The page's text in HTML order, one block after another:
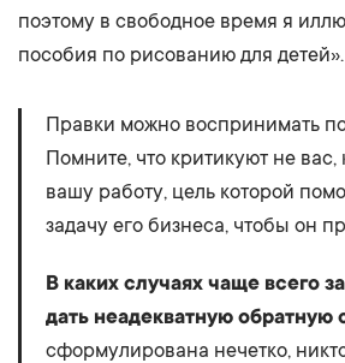
поэтому в свободное время я
пособия по рисованию для детей».
Правки можно воспринимать
Помните, что критикуют не вас,
вашу работу, цель которой
задачу его бизнеса, чтобы он
В каких случаях чаще всего
дать неадекватную обратную
сформулирована нечетко,